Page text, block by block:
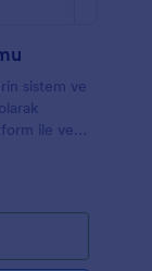
sistem ve
ile veri